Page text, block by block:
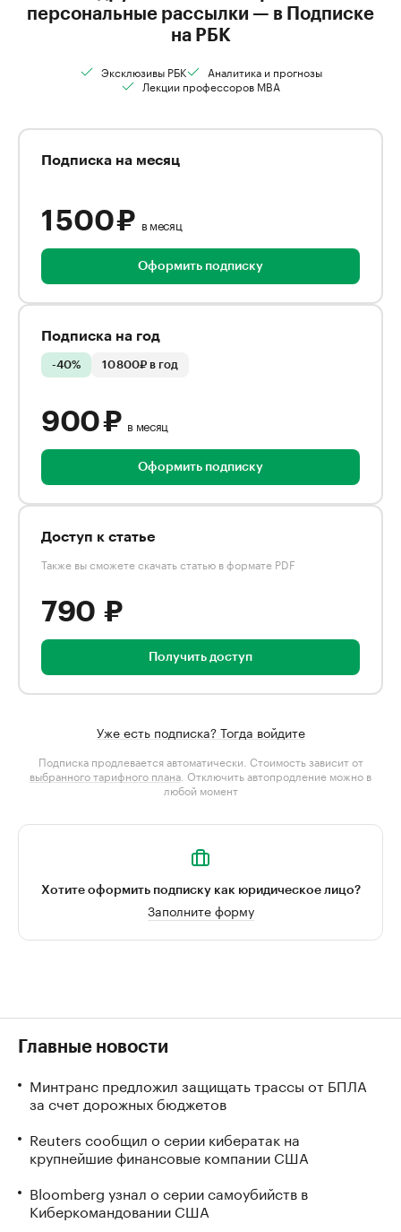
персональные рассылки — в Подписке
на РБК
Эксклюзивы РБК
Аналитика и прогнозы
Лекции профессоров MBA
Подписка на месяц
1 500 ₽ в месяц
Оформить подписку
Подписка на год
-40% 10 800₽ в год
900 ₽ в месяц
Оформить подписку
Доступ к статье
Также вы сможете скачать статью в формате PDF
790 ₽
Получить доступ
Уже есть подписка? Тогда войдите
Подписка продлевается автоматически. Стоимость зависит от
выбранного тарифного плана . Отключить автопродление можно в
любой момент
Хотите оформить подписку как юридическое лицо?
Заполните форму
Главные новости
Минтранс предложил защищать трассы от БПЛА
за счет дорожных бюджетов
Reuters сообщил о серии кибератак на
крупнейшие финансовые компании США
Bloomberg узнал о серии самоубийств в
Киберкомандовании США